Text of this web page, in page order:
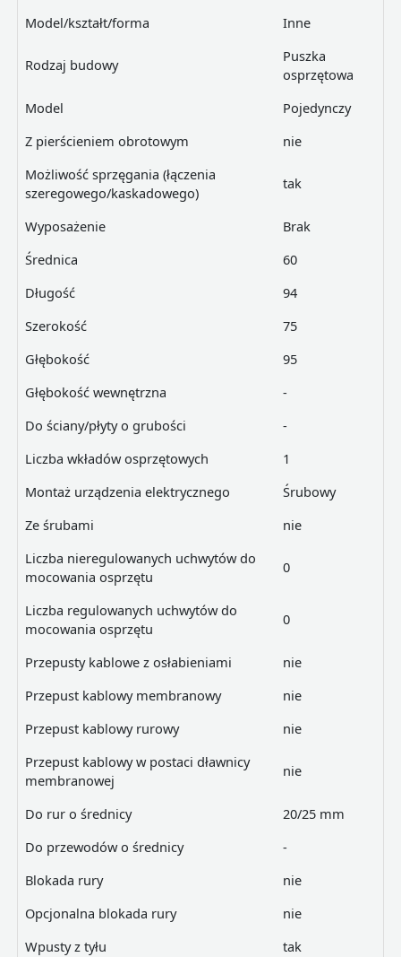
Model/kształt/forma
Inne
Rodzaj budowy
Puszka
osprzętowa
Model
Pojedynczy
Z pierścieniem obrotowym
nie
Możliwość sprzęgania (łączenia
szeregowego/kaskadowego)
tak
Wyposażenie
Brak
Średnica
60
Długość
94
Szerokość
75
Głębokość
95
Głębokość wewnętrzna
-
Do ściany/płyty o grubości
-
Liczba wkładów osprzętowych
1
Montaż urządzenia elektrycznego
Śrubowy
Ze śrubami
nie
Liczba nieregulowanych uchwytów do
mocowania osprzętu
0
Liczba regulowanych uchwytów do
mocowania osprzętu
0
Przepusty kablowe z osłabieniami
nie
Przepust kablowy membranowy
nie
Przepust kablowy rurowy
nie
Przepust kablowy w postaci dławnicy
membranowej
nie
Do rur o średnicy
20/25 mm
Do przewodów o średnicy
-
Blokada rury
nie
Opcjonalna blokada rury
nie
Wpusty z tyłu
tak